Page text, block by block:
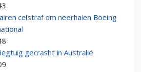
celstraf om neerhalen Boeing
gecrasht in Australië